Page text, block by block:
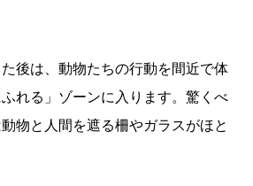
後は、動物たちの行動を間近で体
れる」ゾーンに入ります。驚くべ
物と人間を遮る柵やガラスがほと